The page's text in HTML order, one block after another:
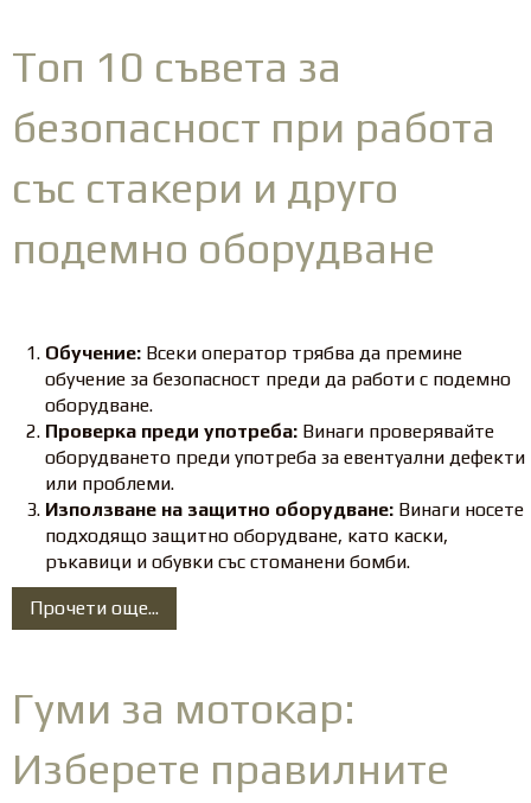
Топ 10 съвета за
безопасност при работа
със стакери и друго
подемно оборудване
Обучение: Всеки оператор трябва да премине
обучение за безопасност преди да работи с подемно
оборудване.
Проверка преди употреба: Винаги проверявайте
оборудването преди употреба за евентуални дефекти
или проблеми.
Използване на защитно оборудване: Винаги носете
подходящо защитно оборудване, като каски,
ръкавици и обувки със стоманени бомби.
Прочети още...
Гуми за мотокар:
Изберете правилните